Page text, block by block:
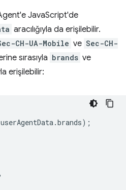
Agent'e JavaScript'de
aracılığıyla da erişilebilir.
CH-UA-Mobile ve Sec-CH-
sırasıyla brands ve
erişilebilir:
userAgentData.brands);
,